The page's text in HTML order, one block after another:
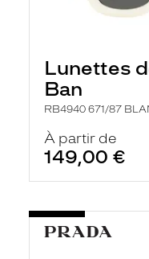
Lunettes
Ban
RB4940 671/87
À partir de
149,00 €